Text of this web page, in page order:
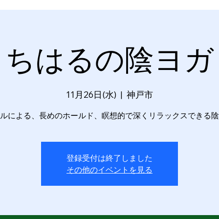
ちはるの陰ヨガ
11月26日(水)
  |
神戸市
による、長めのホールド、瞑想的で深くリラックスできる
登録受付は終了しました
その他のイベントを見る